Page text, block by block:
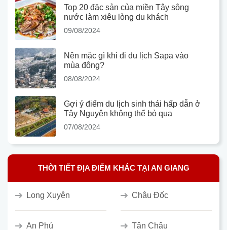
Top 20 đặc sản của miền Tây sông
nước làm xiêu lòng du khách
09/08/2024
Nên mặc gì khi đi du lịch Sapa vào
mùa đông?
08/08/2024
Gợi ý điểm du lịch sinh thái hấp dẫn ở
Tây Nguyên không thể bỏ qua
07/08/2024
THỜI TIẾT ĐỊA ĐIỂM KHÁC TẠI AN GIANG
Long Xuyên Châu Đốc
An Phú Tân Châu